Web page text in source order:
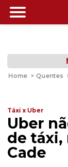
Home > Quentes
Táxi x Uber
Uber
de táxi,
Cade